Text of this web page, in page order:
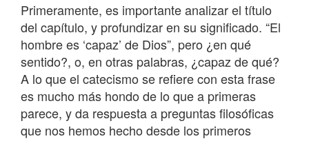
Primeramente, es importante analizar el título
del capítulo, y profundizar en su significado. “El
hombre es ‘capaz’ de Dios”, pero ¿en qué
sentido?, o, en otras palabras, ¿capaz de qué?
A lo que el catecismo se refiere con esta frase
es mucho más hondo de lo que a primeras
parece, y da respuesta a preguntas filosóficas
que nos hemos hecho desde los primeros